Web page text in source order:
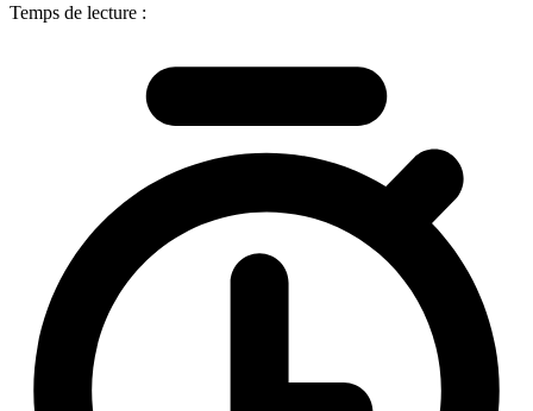
Temps de lecture :